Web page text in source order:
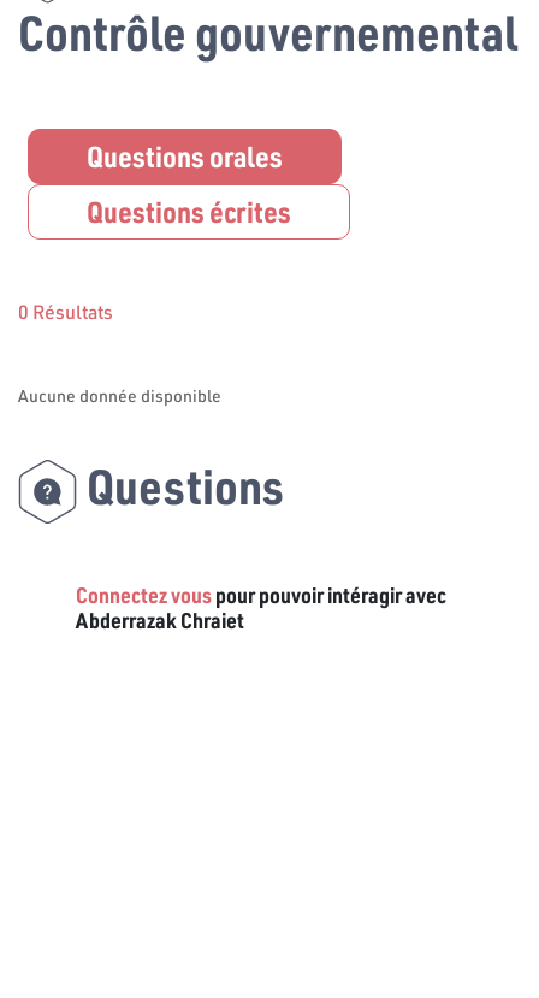
Contrôle gouvernemental
Questions orales
Questions écrites
0 Résultats
Aucune donnée disponible
Questions
Connectez vouspour pouvoir intéragir avec
Abderrazak Chraiet